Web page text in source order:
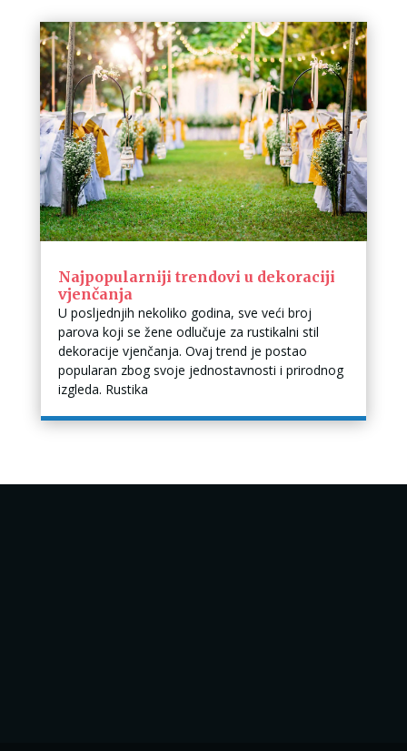
Najpopularniji trendovi u dekoraciji
vjenčanja
U posljednjih nekoliko godina, sve veći broj
parova koji se žene odlučuje za rustikalni stil
dekoracije vjenčanja. Ovaj trend je postao
popularan zbog svoje jednostavnosti i prirodnog
izgleda. Rustika